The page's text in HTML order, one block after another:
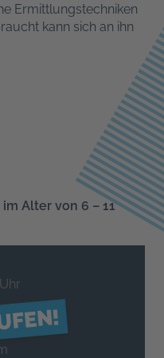
Ermittlungstechniken
kann sich an ihn
im Alter von 6 – 11